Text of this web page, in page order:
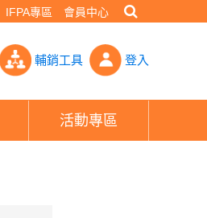
IFPA專區 會員中心
一味- PHEW!好險網
輔銷工具 登入
活動專區